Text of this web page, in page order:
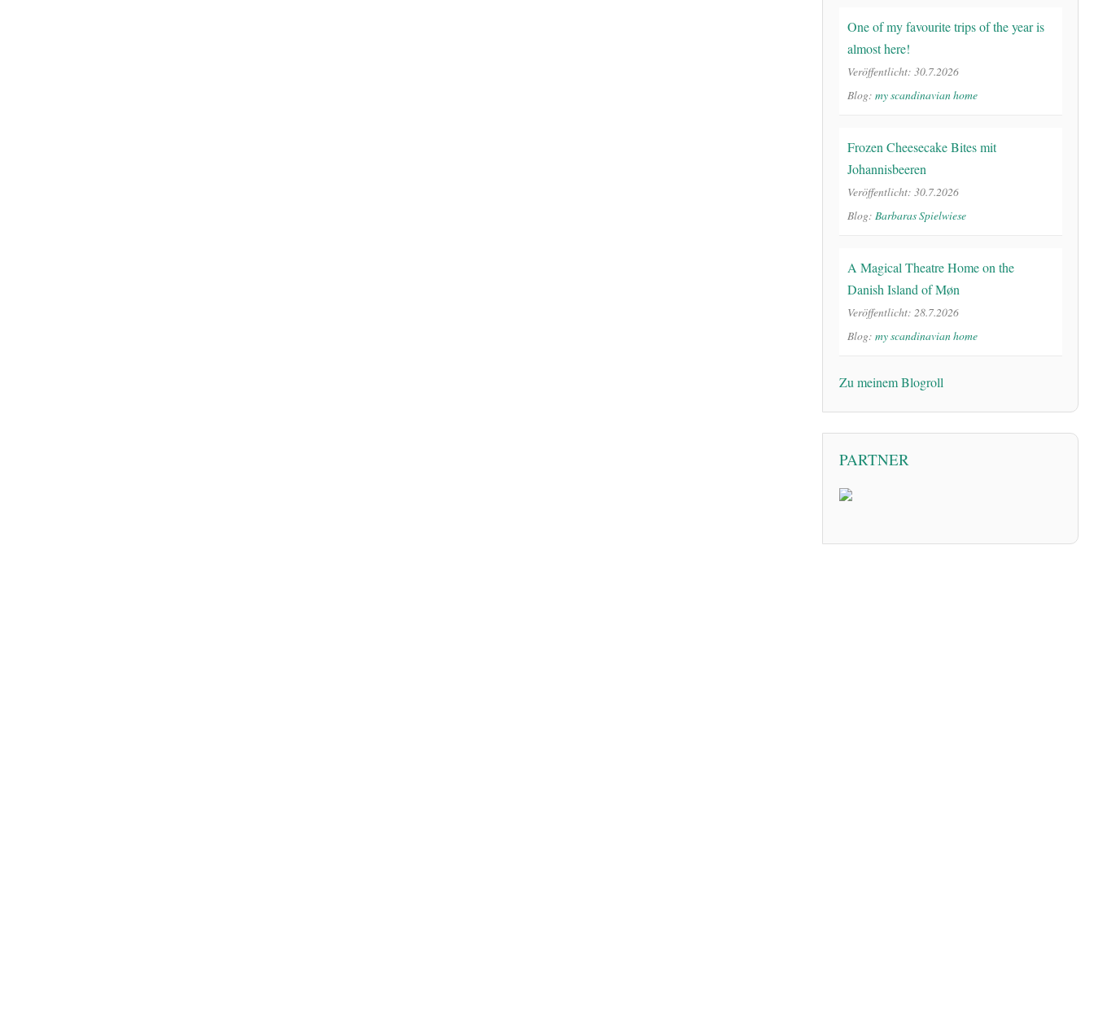
One of my favourite trips of the year is
almost here!
Veröffentlicht: 30.7.2026
Blog: my scandinavian home
Frozen Cheesecake Bites mit
Johannisbeeren
Veröffentlicht: 30.7.2026
Blog: Barbaras Spielwiese
A Magical Theatre Home on the
Danish Island of Møn
Veröffentlicht: 28.7.2026
Blog: my scandinavian home
Zu meinem Blogroll
PARTNER